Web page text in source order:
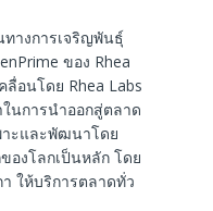
างการเจริญพันธุ์
ของ Rhea
อนโดย Rhea Labs
นการนำออกสู่ตลาด
าะและพัฒนาโดย
องโลกเป็นหลัก โดย
ให้บริการตลาดทั่ว